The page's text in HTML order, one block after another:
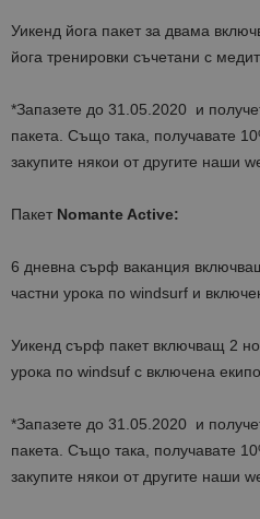
Уикенд йога пакет за двама
йога тренировки съчетани с
*Запазете до 31.05.2020 и
пакета. Също така, получавате
закупите някои от другите наши
Пакет Nomante Active:
6 дневна сърф ваканция
частни урока по windsurf и
Уикенд сърф пакет включващ 2
урока по windsuf с включена
*Запазете до 31.05.2020 и
пакета. Също така, получавате
закупите някои от другите наши